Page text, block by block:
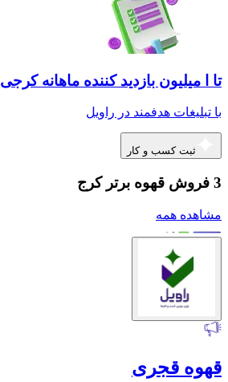
تا ا میلیون بازدید کننده ماهانه کرجی
با تبلیغات هدفمند در راویل
ثبت کسب و کار
3 فروش قهوه برتر کرج
مشاهده همه
قهوه قجری